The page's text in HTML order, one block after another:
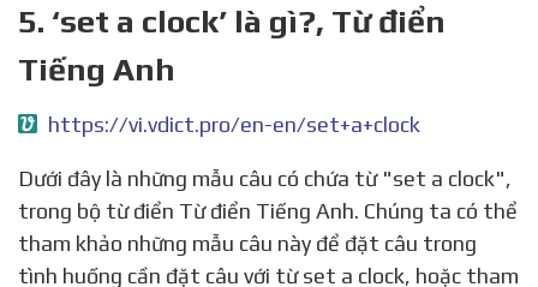
5. ‘set a clock’ là gì?, Từ điển
Tiếng Anh
https://vi.vdict.pro/en-en/set+a+clock
Dưới đây là những mẫu câu có chứa từ "set a clock",
trong bộ từ điển Từ điển Tiếng Anh. Chúng ta có thể
tham khảo những mẫu câu này để đặt câu trong
tình huống cần đặt câu với từ set a clock, hoặc tham